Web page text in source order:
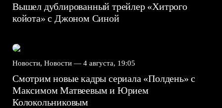
Вышел дублированный трейлер «Хитрого
койота» с Джоном Синой
Новости, Новости — 4 августа, 19:05
Смотрим новые кадры сериала «Полдень» с
Максимом Матвеевым и Юрием
Колокольниковым